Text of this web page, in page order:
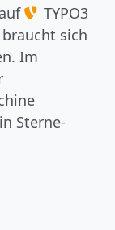
TYPO3
sich
Im
Sterne-